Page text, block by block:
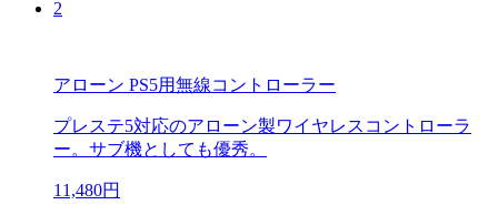
2
アローン PS5用無線コントローラー
プレステ5対応のアローン製ワイヤレスコントローラ
ー。サブ機としても優秀。
11,480円